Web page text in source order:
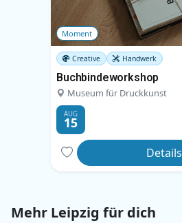
Moment
Creative Handwerk
Buchbindeworkshop
Museum für Druckkunst
AUG
15
Details
Mehr Leipzig für dich